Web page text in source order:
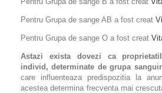
Pentru Grupa de sange AB a fost creat
Pentru Grupa de sange O a fost creat
Astazi exista dovezi ca
individ, determinate de grupa
care influenteaza predispozitia la
acestea determina frecventa mai